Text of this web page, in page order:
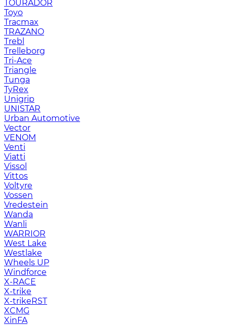
TOURADOR
Toyo
Tracmax
TRAZANO
Trebl
Trelleborg
Tri-Ace
Triangle
Tunga
TyRex
Unigrip
UNISTAR
Urban Automotive
Vector
VENOM
Venti
Viatti
Vissol
Vittos
Voltyre
Vossen
Vredestein
Wanda
Wanli
WARRIOR
West Lake
Westlake
Wheels UP
Windforce
X-RACE
X-trike
X-trikeRST
XCMG
XinFA